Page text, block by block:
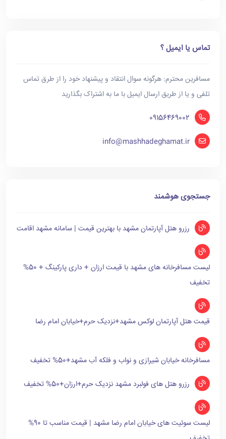
تماس یا ایمیل ؟
مسافرین محترم: هرگونه سوال انتقاد و پیشنهاد خود را از طرق تماس
تلفی و یا از طریق ارسال ایمیل با ما به اشتراک بگذارید
09156469002
info@mashhadeghamat.ir
جستجوی هوشمند
رزرو هتل آپارتمان مشهد با بهترین قیمت | سامانه مشهد اقامت
لیست مسافرخانه های مشهد با قیمت ارزان + داری پارکینگ + 50%
تخفیف
قیمت هتل آپارتمان لوکس مشهد+نزدیک حرم+خیابان امام رضا
مسافرخانه خیابان شیرازی و نواب و فلکه آب مشهد+50% تخفیف
رزرو هتل های فولبرد مشهد نزدیک حرم+ارزان+50% تخفیف
لیست سوئیت های خیابان امام رضا مشهد | قیمت مناسب تا 90%